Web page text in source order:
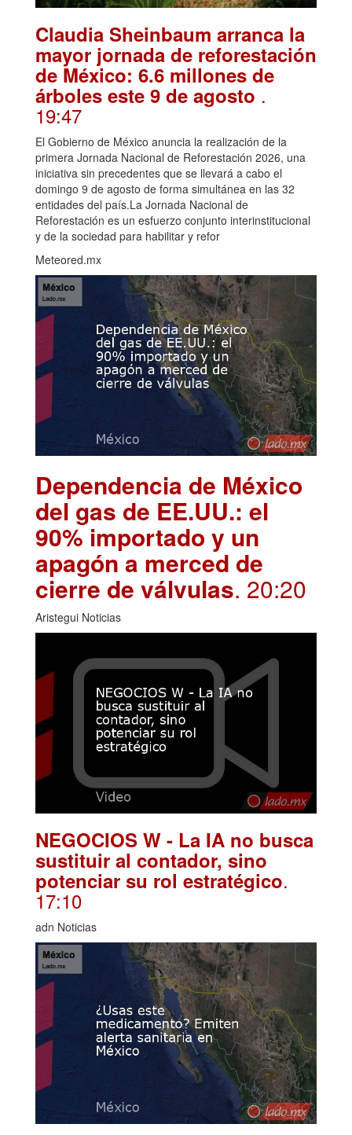
Claudia Sheinbaum arranca la
mayor jornada de reforestación
de México: 6.6 millones de
árboles este 9 de agosto .
19:47
El Gobierno de México anuncia la realización de la
primera Jornada Nacional de Reforestación 2026, una
iniciativa sin precedentes que se llevará a cabo el
domingo 9 de agosto de forma simultánea en las 32
entidades del país.La Jornada Nacional de
Reforestación es un esfuerzo conjunto interinstitucional
y de la sociedad para habilitar y refor
Meteored.mx
Dependencia de México
del gas de EE.UU.: el
90% importado y un
apagón a merced de
cierre de válvulas. 20:20
Aristegui Noticias
NEGOCIOS W - La IA no busca
sustituir al contador, sino
potenciar su rol estratégico.
17:10
adn Noticias